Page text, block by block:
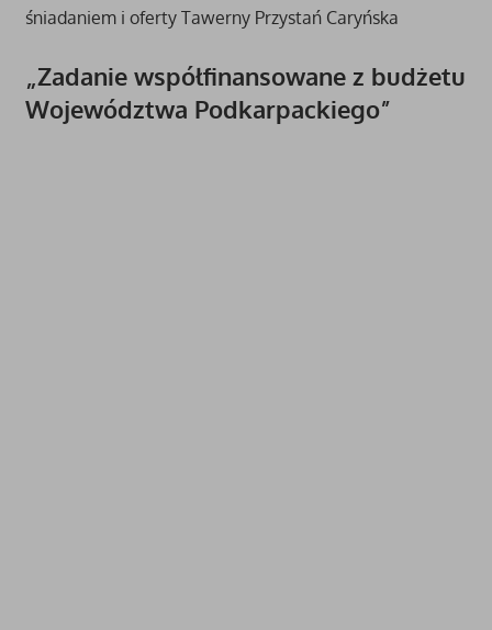
śniadaniem i oferty Tawerny Przystań Caryńska
„Zadanie współfinansowane z budżetu
Województwa Podkarpackiego”